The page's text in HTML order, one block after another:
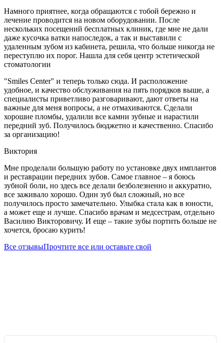
Намного приятнее, когда обращаются с тобой бережно и
лечение проводится на новом оборудовании. После
нескольких посещений бесплатных клиник, где мне не дали
даже кусочка ватки напоследок, а так и выставили с
удаленным зубом из кабинета, решила, что больше никогда не
переступлю их порог. Нашла для себя центр эстетической
стоматологии
"Smiles Center" и теперь только сюда. И расположение
удобное, и качество обслуживания на пять порядков выше, а
специалисты приветливо разговаривают, дают ответы на
важные для меня вопросы, а не отмахиваются. Сделали
хорошие пломбы, удалили все камни зубные и нарастили
передний зуб. Получилось бюджетно и качественно. Спасибо
за организацию!
Виктория
Мне проделали большую работу по установке двух имплантов
и реставрации передних зубов. Самое главное – я боюсь
зубной боли, но здесь все делали безболезненно и аккуратно,
все заживало хорошо. Один зуб был сложный, но все
получилось просто замечательно. Улыбка стала как в юности,
а может еще и лучше. Спасибо врачам и медсестрам, отдельно
Василию Викторовичу. И еще – такие зубы портить больше не
хочется, бросаю курить!
Все отзывыПрочтите все или оставьте свой